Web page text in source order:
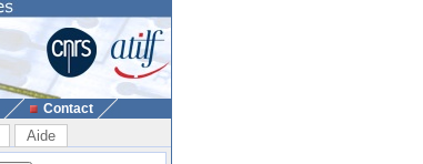
Contact
Aide